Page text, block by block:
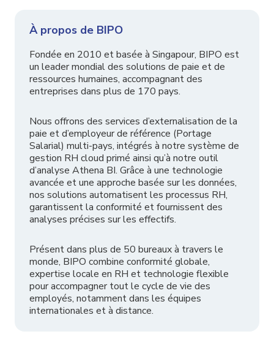
À propos de BIPO
Fondée en 2010 et basée à Singapour, BIPO est
un leader mondial des solutions de paie et de
ressources humaines, accompagnant des
entreprises dans plus de 170 pays.
Nous offrons des services d’externalisation de la
paie et d’employeur de référence (Portage
Salarial) multi-pays, intégrés à notre système de
gestion RH cloud primé ainsi qu’à notre outil
d’analyse Athena BI. Grâce à une technologie
avancée et une approche basée sur les données,
nos solutions automatisent les processus RH,
garantissent la conformité et fournissent des
analyses précises sur les effectifs.
Présent dans plus de 50 bureaux à travers le
monde, BIPO combine conformité globale,
expertise locale en RH et technologie flexible
pour accompagner tout le cycle de vie des
employés, notamment dans les équipes
internationales et à distance.